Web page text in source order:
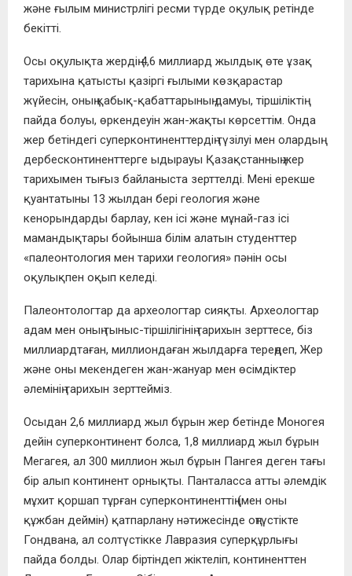
және ғылым министрлігі ресми түрде оқулық ретінде
бекітті.
Осы оқулықта жердің 4,6 миллиард жылдық өте ұзақ
тарихына қатысты қазіргі ғылыми көзқарастар
жүйесін, оның қабық-қабаттарының дамуы, тіршіліктің
пайда болуы, өркендеуін жан-жақты көрсеттім. Онда
жер бетіндегі суперконтиненттердің түзілуі мен олардың
дербесконтиненттерге ыдырауы Қазақстанның жер
тарихымен тығыз байланыста зерттелді. Мені ерекше
қуантатыны 13 жылдан бері геология және
кенорындарды барлау, кен ісі және мұнай-газ ісі
мамандықтары бойынша білім алатын студенттер
«палеонтология мен тарихи геология» пәнін осы
оқулықпен оқып келеді.
Палеонтологтар да археологтар сияқты. Археологтар
адам мен оның тыныс-тіршілігінің тарихын зерттесе, біз
миллиардтаған, миллиондаған жылдарға тереңдеп, Жер
және оны мекендеген жан-жануар мен өсімдіктер
әлемінің тарихын зерттейміз.
Осыдан 2,6 миллиард жыл бұрын жер бетінде Моногея
дейін суперконтинент болса, 1,8 миллиард жыл бұрын
Мегагея, ал 300 миллион жыл бұрын Пангея деген тағы
бір алып континент орнықты. Панталасса атты әлемдік
мұхит қоршап тұрған суперконтиненттің (мен оны
құжбан деймін) қатпарлану нәтижесінде оңтүстікте
Гондвана, ал солтүстікке Лавразия суперқұрлығы
пайда болды. Олар біртіндеп жіктеліп, континенттен